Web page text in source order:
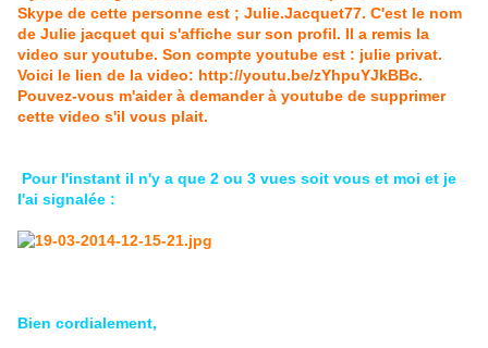
Skype de cette personne est ; Julie.Jacquet77. C'est le nom
de Julie jacquet qui s'affiche sur son profil. Il a remis la
video sur youtube. Son compte youtube est : julie privat.
Voici le lien de la video: http://youtu.be/zYhpuYJkBBc.
Pouvez-vous m'aider à demander à youtube de supprimer
cette video s'il vous plait.
Pour l'instant il n'y a que 2 ou 3 vues soit vous et moi et je
l'ai signalée :
Bien cordialement,